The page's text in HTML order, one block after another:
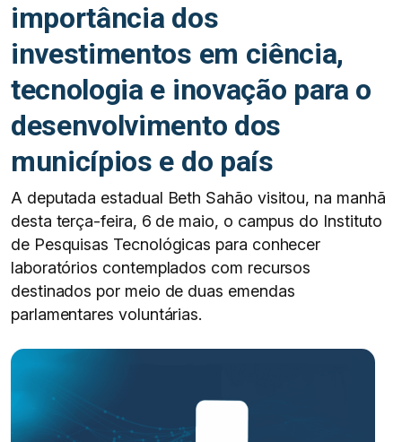
importância dos
investimentos em ciência,
tecnologia e inovação para o
desenvolvimento dos
municípios e do país
A deputada estadual Beth Sahão visitou, na manhã
desta terça-feira, 6 de maio, o campus do Instituto
de Pesquisas Tecnológicas para conhecer
laboratórios contemplados com recursos
destinados por meio de duas emendas
parlamentares voluntárias.